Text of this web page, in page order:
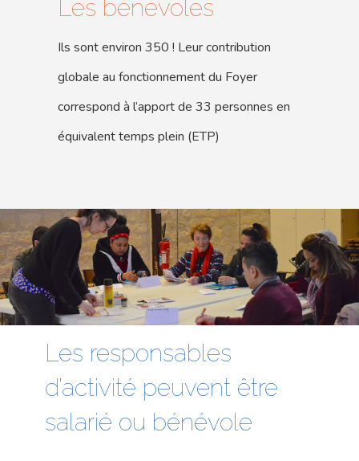
Les bénévoles
Ils sont environ 350 ! Leur contribution
globale au fonctionnement du Foyer
correspond à l’apport de 33 personnes en
équivalent temps plein (ETP)
Les responsables
d’activité peuvent être
salarié ou bénévole